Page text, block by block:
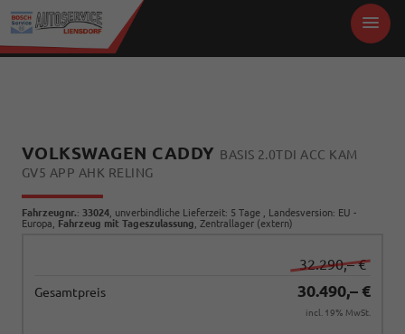
VOLKSWAGEN CADDY BASIS 2.0TDI ACC KAM
GV5 APP AHK RELING
Fahrzeugnr.: 33024 , unverbindliche Lieferzeit: 5 Tage , Landesversion: EU -
Europa, Fahrzeug mit Tageszulassung , Zentrallager (extern)
32.290,– €
Gesamtpreis 30.490,– €
incl. 19% MwSt.